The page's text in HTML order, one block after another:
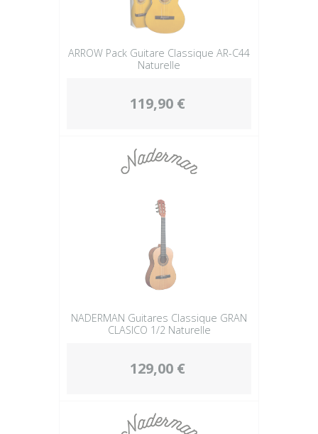
ARROW Pack Guitare Classique AR-C44
Naturelle
119,90 €
NADERMAN Guitares Classique GRAN
CLASICO 1/2 Naturelle
129,00 €